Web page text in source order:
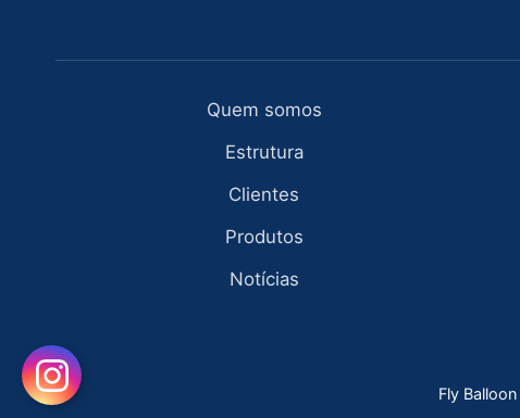
Quem somos
Estrutura
Clientes
Produtos
Notícias
Fly